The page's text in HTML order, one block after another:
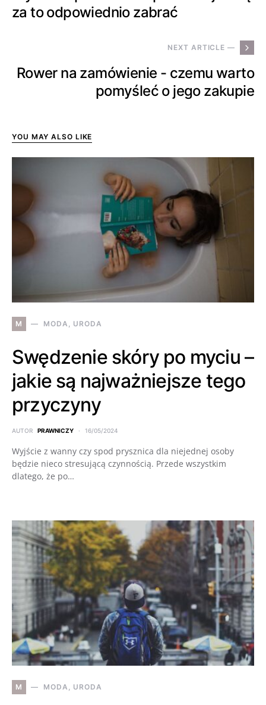
za to odpowiednio zabrać
NEXT ARTICLE —
Rower na zamówienie - czemu warto
pomyśleć o jego zakupie
YOU MAY ALSO LIKE
M MODA, URODA
Swędzenie skóry po myciu –
jakie są najważniejsze tego
przyczyny
AUTOR PRAWNICZY 16/05/2024
Wyjście z wanny czy spod prysznica dla niejednej osoby
będzie nieco stresującą czynnością. Przede wszystkim
dlatego, że po…
M MODA, URODA